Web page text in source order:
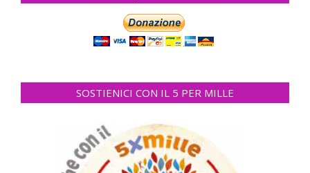
SOSTIENICI CON IL 5 PER MILLE